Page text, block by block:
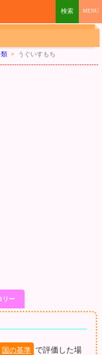
> うぐいすもち
リー
国の基準 で評価した場